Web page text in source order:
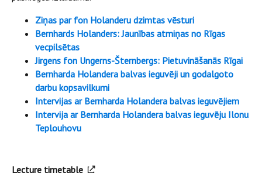
Ziņas par fon Holanderu dzimtas vēsturi
Bernhards Holanders: Jaunības atmiņas no Rīgas
vecpilsētas
Jirgens fon Ungerns-Šternbergs: Pietuvināšanās Rīgai
Bernharda Holandera balvas ieguvēji un godalgoto
darbu kopsavilkumi
Intervijas ar Bernharda Holandera balvas ieguvējiem
Intervija ar Bernharda Holandera balvas ieguvēju Ilonu
Teplouhovu
Lecture timetable